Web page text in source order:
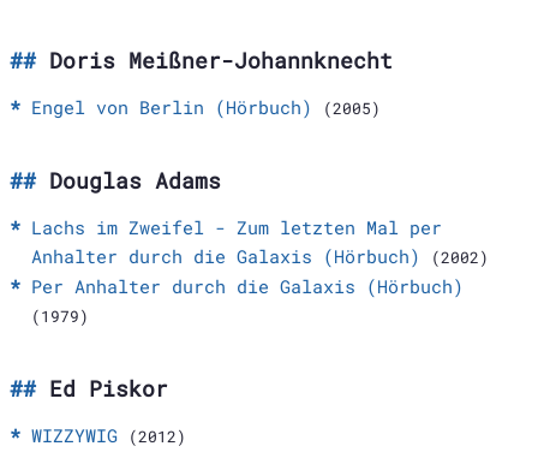
Doris Meißner-Johannknecht
Engel von Berlin (Hörbuch) (2005)
Douglas Adams
Lachs im Zweifel - Zum letzten Mal per
Anhalter durch die Galaxis (Hörbuch)
(2002)
Per Anhalter durch die Galaxis (Hörbuch)
(1979)
Ed Piskor
WIZZYWIG (2012)